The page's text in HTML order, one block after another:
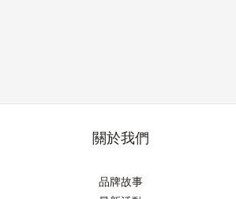
關於我們
品牌故事